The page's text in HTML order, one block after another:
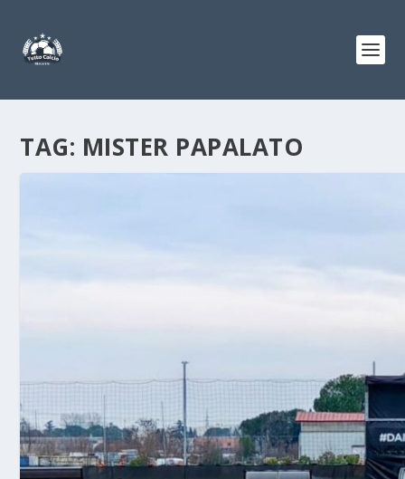
TAG: MISTER PAPALATO